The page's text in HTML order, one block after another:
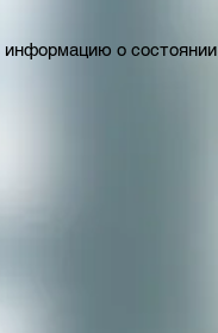
информацию о состоянии